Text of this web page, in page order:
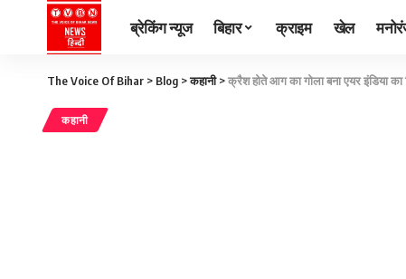
ब्रेकिंग न्यूज बिहार क्राइम खेल
The Voice Of Bihar > Blog >कहानी>क्रैश होते आग का गोला बना एयर इंडिया
कहानी